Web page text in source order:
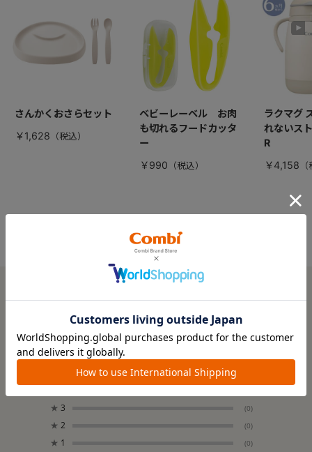
さんかくおさらセット
￥1,628
ベビーレーベル お肉
も切れるフードカッタ
ー
￥990
ラクマグ
れないス
R
￥4,158
USER REVIEW
ユーザーレビュー
0.0
レビュー件数：0件
★ 3 (0)
★ 2 (0)
★ 1 (0)